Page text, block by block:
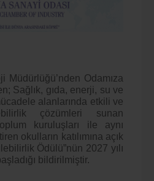
Müdürlüğü’nden Odamıza
Sağlık, gıda, enerji, su ve
alanlarında etkili ve
çözümleri sunan
kuruluşları ile aynı
okulların katılımına açık
Ödülü”nün 2027 yılı
bildirilmiştir.